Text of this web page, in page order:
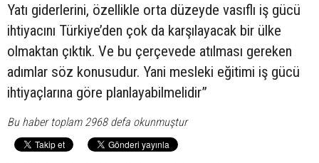
Yatı giderlerini, özellikle orta düzeyde vasıflı iş gücü
ihtiyacını Türkiye’den çok da karşılayacak bir ülke
olmaktan çıktık. Ve bu çerçevede atılması gereken
adımlar söz konusudur. Yani mesleki eğitimi iş gücü
ihtiyaçlarına göre planlayabilmelidir”
Bu haber toplam 2968 defa okunmuştur